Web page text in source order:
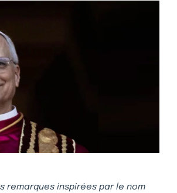
remarques inspirées par le nom